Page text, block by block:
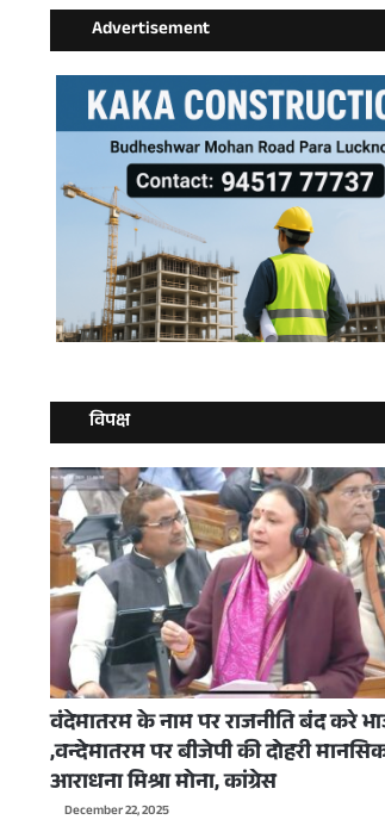
Advertisement
विपक्ष
वंदेमातरम के नाम पर राजनीति बंद करे
,वन्देमातरम पर बीजेपी की दोहरी
आराधना मिश्रा मोना, कांग्रेस
December 22, 2025